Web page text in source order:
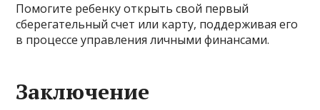
Помогите ребенку открыть свой первый
сберегательный счет или карту, поддерживая его
в процессе управления личными финансами.
Заключение